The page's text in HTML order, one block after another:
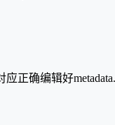
确编辑好